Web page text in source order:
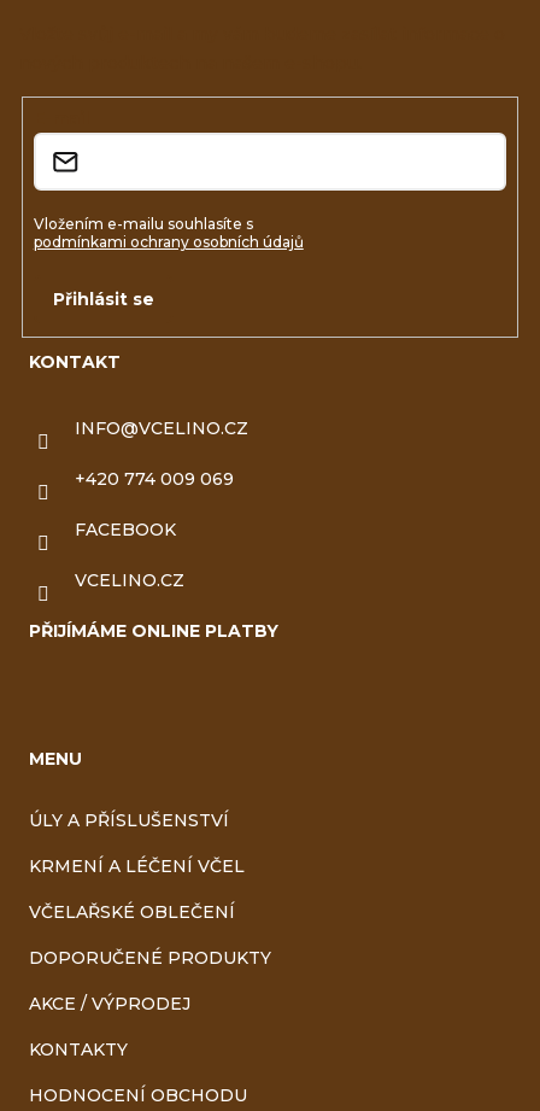
KONTAKT
INFO@VCELINO.CZ
+420 774 009 069
FACEBOOK
VCELINO.CZ
PŘIJÍMÁME ONLINE PLATBY
MENU
ÚLY A PŘÍSLUŠENSTVÍ
KRMENÍ A LÉČENÍ VČEL
VČELAŘSKÉ OBLEČENÍ
DOPORUČENÉ PRODUKTY
AKCE / VÝPRODEJ
KONTAKTY
HODNOCENÍ OBCHODU
Vložením e-mailu souhlasíte s
podmínkami ochrany osobních údajů
Přihlásit se